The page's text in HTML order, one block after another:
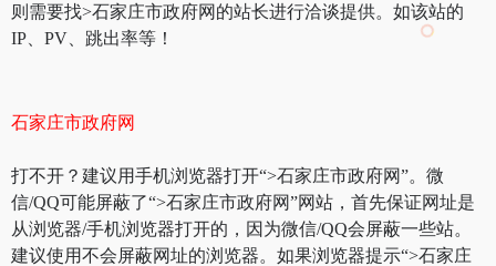
则需要找>石家庄市政府网的站长进行洽谈提供。如该站的
IP、PV、跳出率等！
石家庄市政府网
打不开？建议用手机浏览器打开“>石家庄市政府网”。微
信/QQ可能屏蔽了“>石家庄市政府网”网站，首先保证网址是
从浏览器/手机浏览器打开的，因为微信/QQ会屏蔽一些站。
建议使用不会屏蔽网址的浏览器。如果浏览器提示“>石家庄